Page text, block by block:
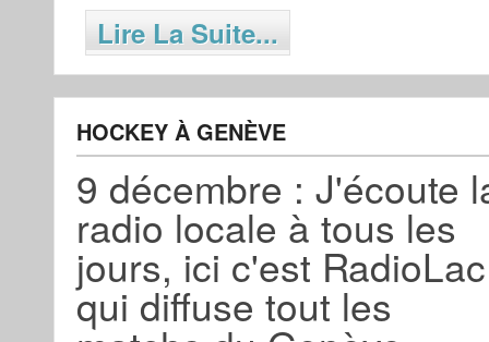
Lire La Suite...
HOCKEY À GENÈVE
9 décembre : J'écoute
radio locale à tous les
jours, ici c'est RadioLac
qui diffuse tout les